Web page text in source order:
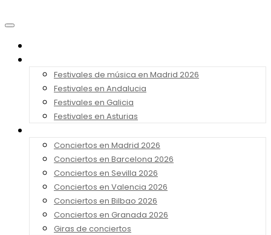
Festivales de música en Madrid 2026
Festivales en Andalucia
Festivales en Galicia
Festivales en Asturias
Conciertos en Madrid 2026
Conciertos en Barcelona 2026
Conciertos en Sevilla 2026
Conciertos en Valencia 2026
Conciertos en Bilbao 2026
Conciertos en Granada 2026
Giras de conciertos